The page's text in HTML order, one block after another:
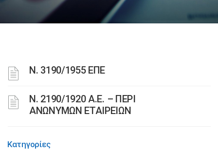
Ν. 3190/1955 ΕΠΕ
Ν. 2190/1920 Α.Ε. – ΠΕΡΙ
ΑΝΩΝΥΜΩΝ ΕΤΑΙΡΕΙΩΝ
Κατηγορίες